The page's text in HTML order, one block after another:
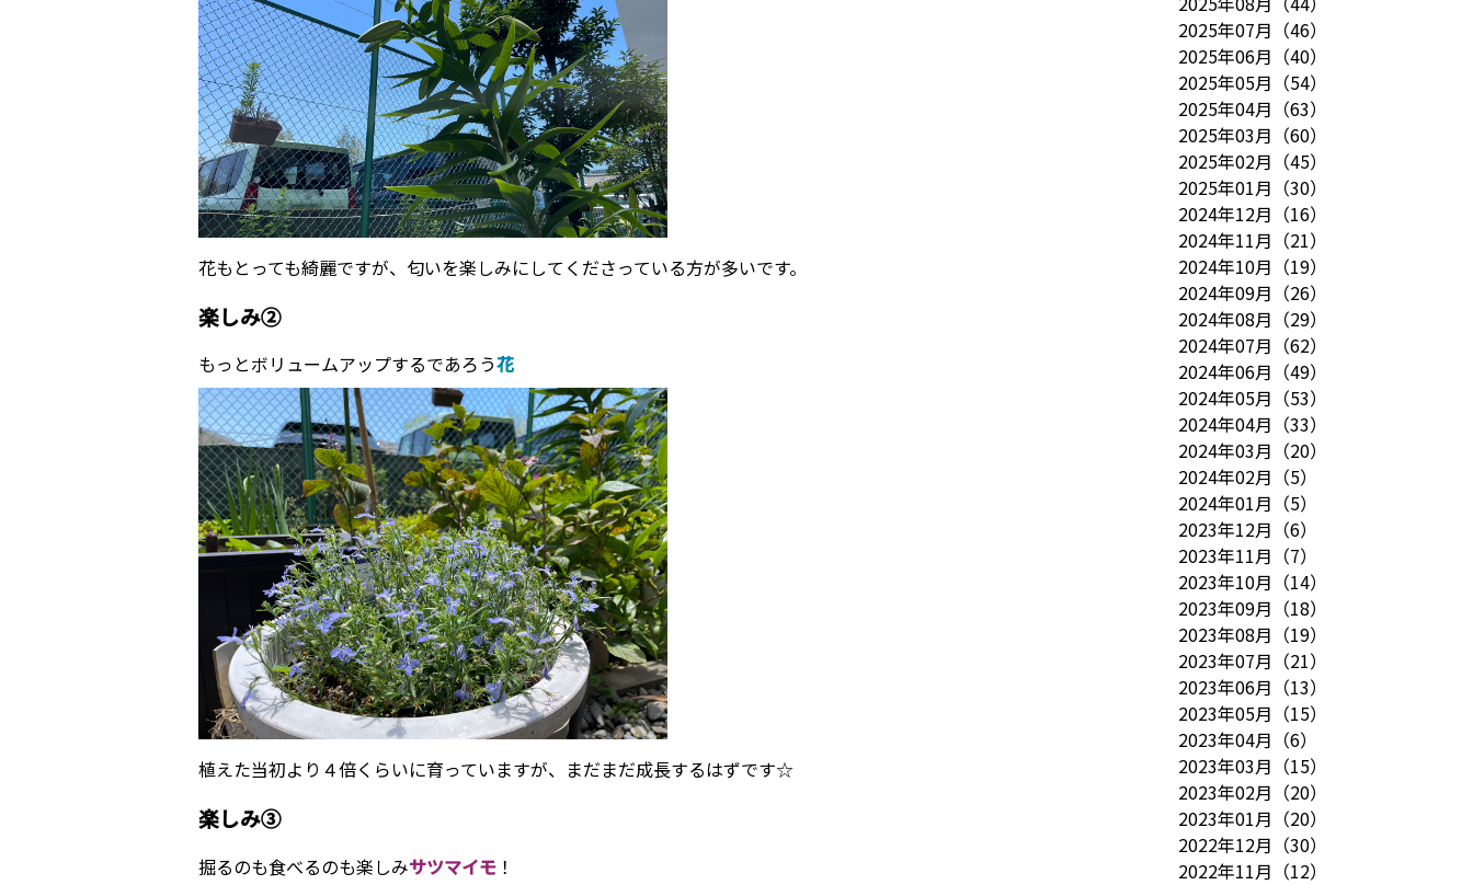
花もとっても綺麗ですが、匂いを楽しみにしてくださっている方が多いです。
楽しみ②
もっとボリュームアップするであろう花
植えた当初より４倍くらいに育っていますが、まだまだ成長するはずです☆
楽しみ③
掘るのも食べるのも楽しみサツマイモ ！
2025年07月 （46）
2025年06月 （40）
2025年05月 （54）
2025年04月 （63）
2025年03月 （60）
2025年02月 （45）
2025年01月 （30）
2024年12月 （16）
2024年11月 （21）
2024年10月 （19）
2024年09月 （26）
2024年08月 （29）
2024年07月 （62）
2024年06月 （49）
2024年05月 （53）
2024年04月 （33）
2024年03月 （20）
2024年02月 （5）
2024年01月 （5）
2023年12月 （6）
2023年11月 （7）
2023年10月 （14）
2023年09月 （18）
2023年08月 （19）
2023年07月 （21）
2023年06月 （13）
2023年05月 （15）
2023年04月 （6）
2023年03月 （15）
2023年02月 （20）
2023年01月 （20）
2022年12月 （30）
2022年11月 （12）